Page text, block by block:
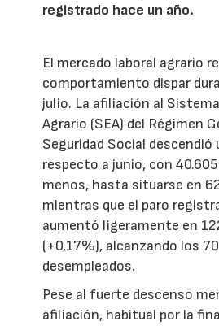
registrado hace un año.
El mercado laboral agrario
comportamiento dispar
julio. La afiliación al
Agrario (SEA) del Régimen
Seguridad Social descendió
respecto a junio, con
menos, hasta situarse en
mientras que el paro
aumentó ligeramente en
(+0,17%), alcanzando los
desempleados.
Pese al fuerte descenso
afiliación, habitual por la